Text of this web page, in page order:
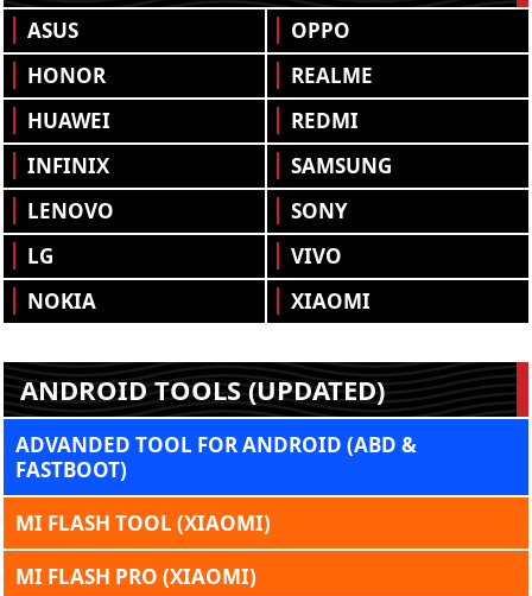
ASUS
HONOR
HUAWEI
INFINIX
LENOVO
LG
NOKIA
OPPO
REALME
REDMI
SAMSUNG
SONY
VIVO
XIAOMI
ANDROID TOOLS (UPDATED)
ADVANDED TOOL FOR ANDROID (ABD &
FASTBOOT)
MI FLASH TOOL (XIAOMI)
MI FLASH PRO (XIAOMI)